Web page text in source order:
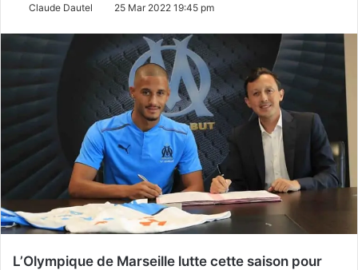
Claude Dautel 25 Mar 2022 19:45 pm
L’Olympique de Marseille lutte cette saison pour